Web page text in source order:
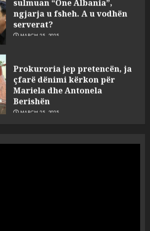
ngjarja u fsheh. A u vodhën
serverat?
MARCH 25, 2025
çfarë dënimi kërkon për
Mariela dhe Antonela
Berishën
MARCH 25, 2025